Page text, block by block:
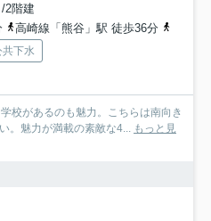
2階建
高崎線「熊谷」駅 徒歩36分
共下水
校があるのも魅力。こちらは南向き
。魅力が満載の素敵な4... もっと見